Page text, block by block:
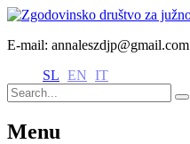
E-mail: annaleszdjp@gmail.com
SL EN IT
Menu